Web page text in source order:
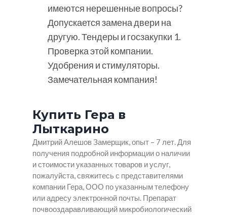
имеются нерешенные вопросы?
Допускается замена двери на
другую. Тендеры и госзакупки 1.
Проверка этой компании.
Удобрения и стимуляторы.
Замечательная компания!
Купить Гера в
Лыткарино
Дмитрий Алешов Замерщик, опыт – 7 лет. Для
получения подробной информации о наличии
и стоимости указанных товаров и услуг,
пожалуйста, свяжитесь с представителями
компании Гера, ООО по указанным телефону
или адресу электронной почты. Препарат
почвооздаравливающий микробиологический